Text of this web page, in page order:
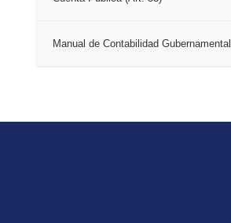
Manual de Contabilidad Gubernamental